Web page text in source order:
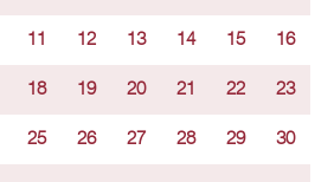
11 12 13 14 15 16
18 19 20 21 22 23
25 26 27 28 29 30